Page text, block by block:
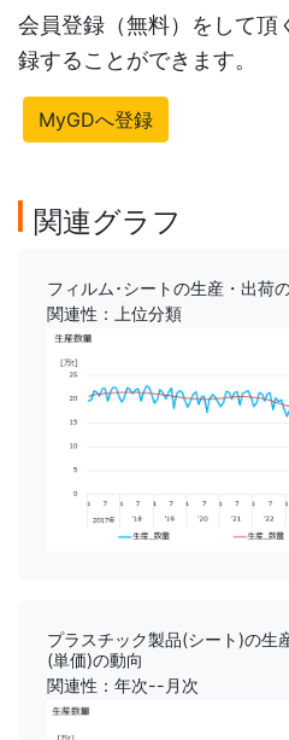
会員登録（無料）をして頂
録することができます。
MyGDへ登録
関連グラフ
フィルム･シートの生産・出荷
関連性：上位分類
プラスチック製品(シート)の生
(単価)の動向
関連性：年次--月次